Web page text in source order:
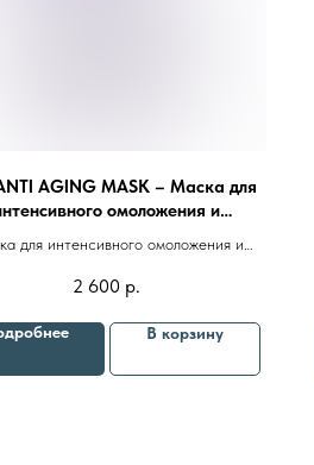
AGING MASK – Маска для
омоложения и
для интенсивного омоложения и
солнцем кожи
2 600 р.
В корзину